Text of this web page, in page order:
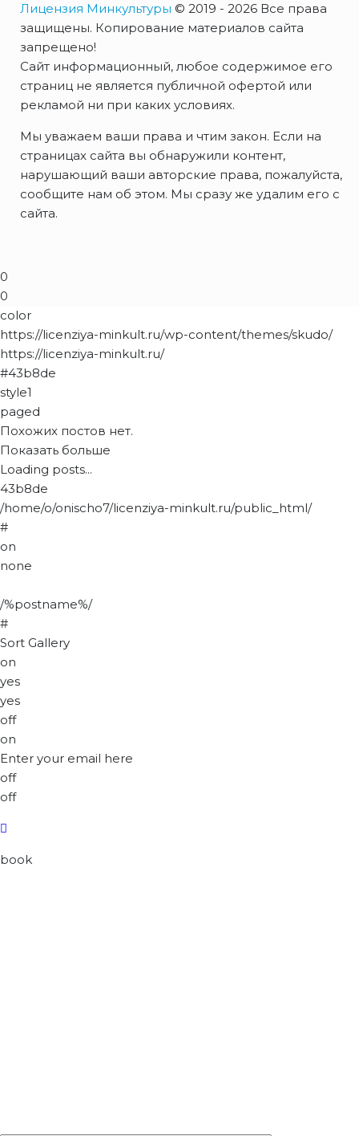
Лицензия Минкультуры © 2019 - 2026 Все права
защищены. Копирование материалов сайта
запрещено!
Сайт информационный, любое содержимое его
страниц не является публичной офертой или
рекламой ни при каких условиях.
Мы уважаем ваши права и чтим закон. Если на
страницах сайта вы обнаружили контент,
нарушающий ваши авторские права, пожалуйста,
сообщите нам об этом. Мы сразу же удалим его с
сайта.
0
0
color
https://licenziya-minkult.ru/wp-content/themes/skudo/
https://licenziya-minkult.ru/
#43b8de
style1
paged
Похожих постов нет.
Показать больше
Loading posts...
43b8de
/home/o/onischo7/licenziya-minkult.ru/public_html/
#
on
none
/%postname%/
#
Sort Gallery
on
yes
yes
off
on
Enter your email here
off
off
book